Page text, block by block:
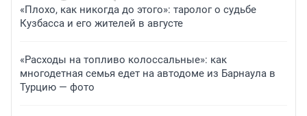
«Плохо, как никогда до этого»: таролог о судьбе
Кузбасса и его жителей в августе
«Расходы на топливо колоссальные»: как
многодетная семья едет на автодоме из Барнаула в
Турцию — фото